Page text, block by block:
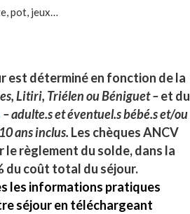
pot, jeux…
est déterminé en fonction de la
Litiri, Triélen ou Béniguet–et du
– adulte.s et éventuel.s bébé.s et/ou
ans inclus. Les chèques ANCV
le règlement du solde, dans la
du coût total du séjour.
les informations pratiques
séjour en téléchargeant